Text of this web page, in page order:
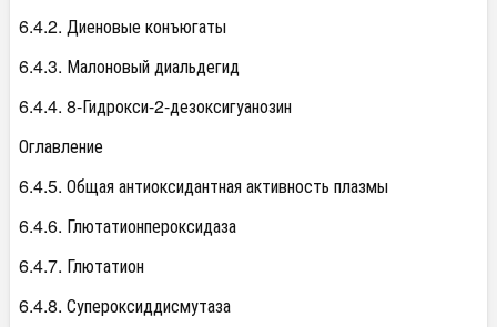
6.4.2. Диеновые конъюгаты
6.4.3. Малоновый диальдегид
6.4.4. 8-Гидрокси-2-дезоксигуанозин
Оглавление
6.4.5. Общая антиоксидантная активность плазмы
6.4.6. Глютатионпероксидаза
6.4.7. Глютатион
6.4.8. Супероксиддисмутаза